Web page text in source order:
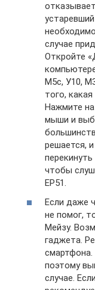
случае
Откройте
М5с, У10,
того,
Нажмите на
мыши и
решается,
чтобы
EP51.
Если даже
не помог,
Мейзу.
гаджета.
поэтому
случае.